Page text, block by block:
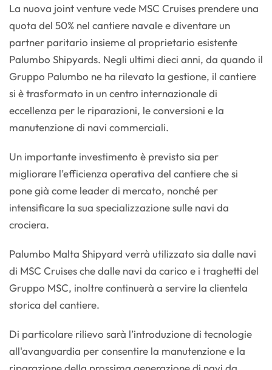
La nuova joint venture vede MSC Cruises prendere una
quota del 50% nel cantiere navale e diventare un
partner paritario insieme al proprietario esistente
Palumbo Shipyards. Negli ultimi dieci anni, da quando il
Gruppo Palumbo ne ha rilevato la gestione, il cantiere
si è trasformato in un centro internazionale di
eccellenza per le riparazioni, le conversioni e la
manutenzione di navi commerciali.
Un importante investimento è previsto sia per
migliorare l’efficienza operativa del cantiere che si
pone già come leader di mercato, nonché per
intensificare la sua specializzazione sulle navi da
crociera.
Palumbo Malta Shipyard verrà utilizzato sia dalle navi
di MSC Cruises che dalle navi da carico e i traghetti del
Gruppo MSC, inoltre continuerà a servire la clientela
storica del cantiere.
Di particolare rilievo sarà l’introduzione di tecnologie
all'avanguardia per consentire la manutenzione e la